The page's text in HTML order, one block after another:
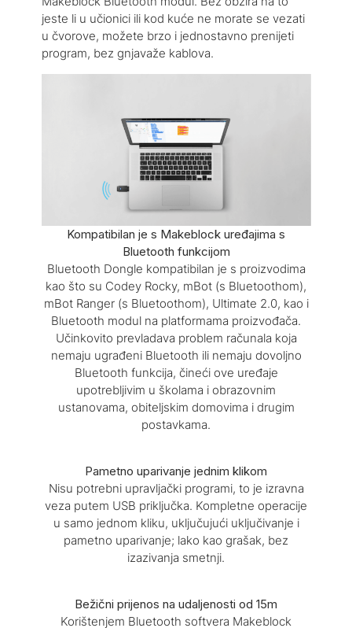
jeste li u učionici ili kod kuće ne morate se vezati
u čvorove, možete brzo i jednostavno prenijeti
program, bez gnjavaže kablova.
Kompatibilan je s Makeblock uređajima s
Bluetooth funkcijom
Bluetooth Dongle kompatibilan je s proizvodima
kao što su Codey Rocky, mBot (s Bluetoothom),
mBot Ranger (s Bluetoothom), Ultimate 2.0, kao i
Bluetooth modul na platformama proizvođača.
Učinkovito prevladava problem računala koja
nemaju ugrađeni Bluetooth ili nemaju dovoljno
Bluetooth funkcija, čineći ove uređaje
upotrebljivim u školama i obrazovnim
ustanovama, obiteljskim domovima i drugim
postavkama.
Pametno uparivanje jednim klikom
Nisu potrebni upravljački programi, to je izravna
veza putem USB priključka. Kompletne operacije
u samo jednom kliku, uključujući uključivanje i
pametno uparivanje; lako kao grašak, bez
izazivanja smetnji.
Bežični prijenos na udaljenosti od 15m
Korištenjem Bluetooth softvera Makeblock